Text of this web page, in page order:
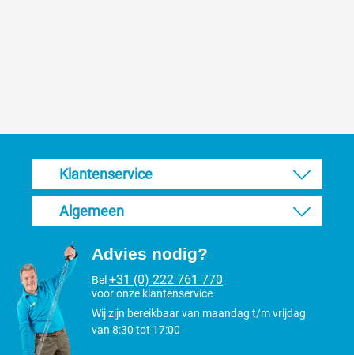
Klantenservice
Algemeen
Advies nodig?
Bel +31 (0) 222 761 770
voor onze klantenservice
Wij zijn bereikbaar van maandag t/m vrijdag
van 8:30 tot 17:00